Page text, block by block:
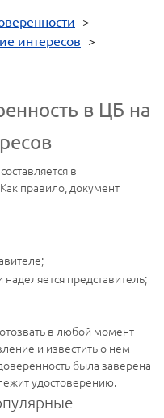
>
интересов >
в ЦБ на
в
правило, документ
представитель;
в любой момент –
и известить о нем
была заверена
удостоверению.